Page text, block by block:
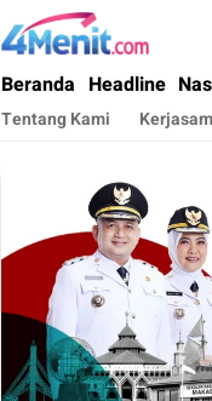
4menit.com
Mengungkap Kisah, Setiap
Beranda Headline
Tentang Kami